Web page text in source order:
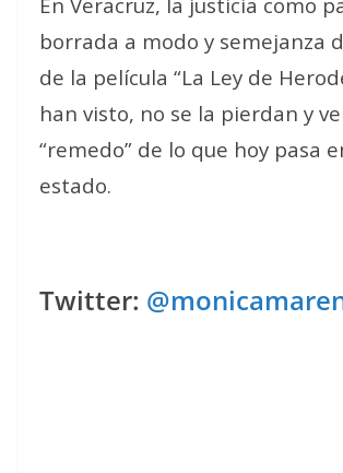
borrada a modo y semejanza
de la película “La Ley de
han visto, no se la pierdan y
“remedo” de lo que hoy pasa
estado.
Twitter: